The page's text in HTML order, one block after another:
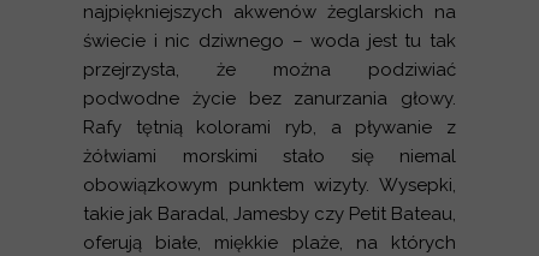
najpiękniejszych akwenów żeglarskich na
świecie i nic dziwnego – woda jest tu tak
przejrzysta, że można podziwiać
podwodne życie bez zanurzania głowy.
Rafy tętnią kolorami ryb, a pływanie z
żółwiami morskimi stało się niemal
obowiązkowym punktem wizyty. Wysepki,
takie jak Baradal, Jamesby czy Petit Bateau,
oferują białe, miękkie plaże, na których